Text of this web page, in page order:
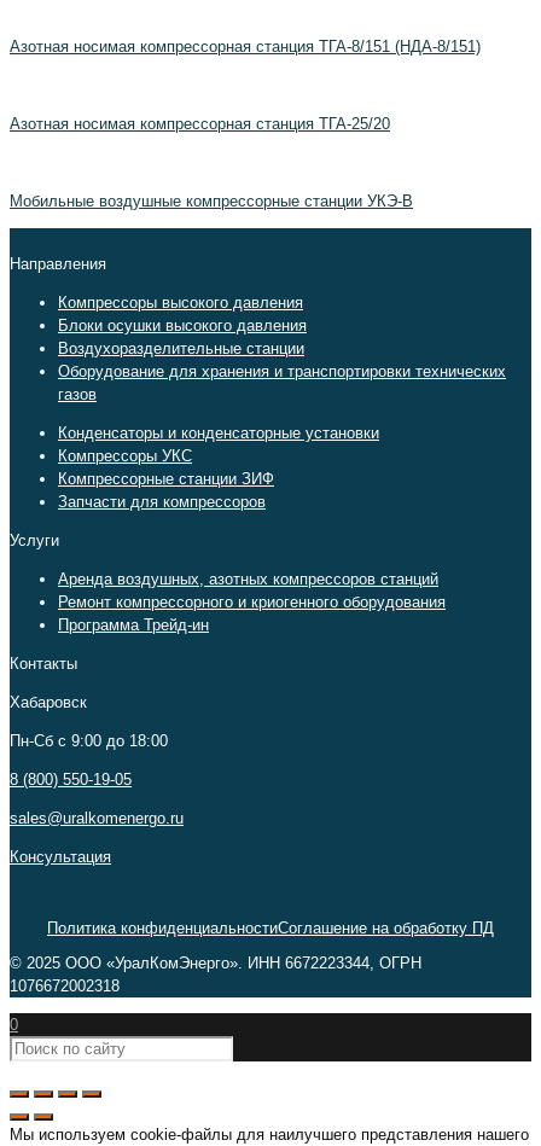
Азотная носимая компрессорная станция ТГА-8/151 (НДА-8/151)
Азотная носимая компрессорная станция ТГА-25/20
Мобильные воздушные компрессорные станции УКЭ-В
Направления
Компрессоры высокого давления
Блоки осушки высокого давления
Воздухоразделительные станции
Оборудование для хранения и транспортировки технических
газов
Конденсаторы и конденсаторные установки
Компрессоры УКС
Компрессорные станции ЗИФ
Запчасти для компрессоров
Услуги
Аренда воздушных, азотных компрессоров станций
Ремонт компрессорного и криогенного оборудования
Программа Трейд-ин
Контакты
Хабаровск
Пн-Сб c 9:00 до 18:00
8 (800) 550-19-05
sales@uralkomenergo.ru
Консультация
Политика конфиденциальностиСоглашение на обработку ПД
© 2025 ООО «УралКомЭнерго». ИНН 6672223344, ОГРН
1076672002318
0
Мы используем cookie-файлы для наилучшего представления нашего